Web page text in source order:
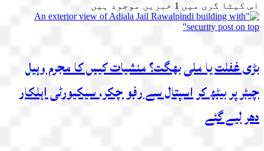
اس کیٹا گری میں 1 خبریں موجود ہیں
بڑی غفلت یا ملی بھگت؟ منشیات کیس کا مجرم وہیل
چیئر پر بیٹھ کر اسپتال سے رفو چکر، سیکیورٹی اہلکار
دھر لیے گئے